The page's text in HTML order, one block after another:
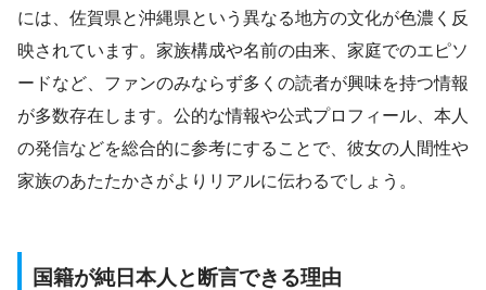
には、佐賀県と沖縄県という異なる地方の文化が色濃く反
映されています。家族構成や名前の由来、家庭でのエピソ
ードなど、ファンのみならず多くの読者が興味を持つ情報
が多数存在します。公的な情報や公式プロフィール、本人
の発信などを総合的に参考にすることで、彼女の人間性や
家族のあたたかさがよりリアルに伝わるでしょう。
国籍が純日本人と断言できる理由